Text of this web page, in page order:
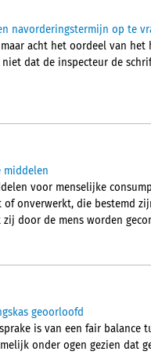
navorderingstermijn op te
acht het oordeel van
dat de inspecteur de
middelen
voor menselijke
onverwerkt, die bestemd
door de mens worden
geoorloofd
is van een fair balance
onder ogen gezien dat